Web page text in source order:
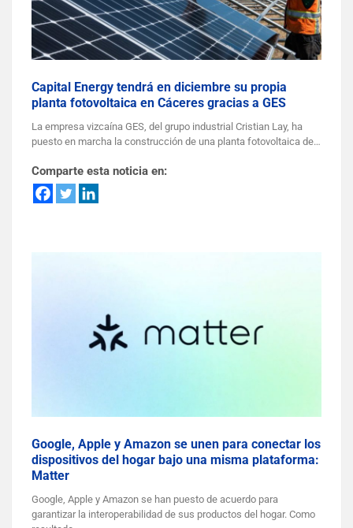
Capital Energy tendrá en diciembre su propia
planta fotovoltaica en Cáceres gracias a GES
La empresa vizcaína GES, del grupo industrial Cristian Lay, ha
puesto en marcha la construcción de una planta fotovoltaica de…
Comparte esta noticia en:
Google, Apple y Amazon se unen para conectar los
dispositivos del hogar bajo una misma plataforma:
Matter
Google, Apple y Amazon se han puesto de acuerdo para
garantizar la interoperabilidad de sus productos del hogar. Como